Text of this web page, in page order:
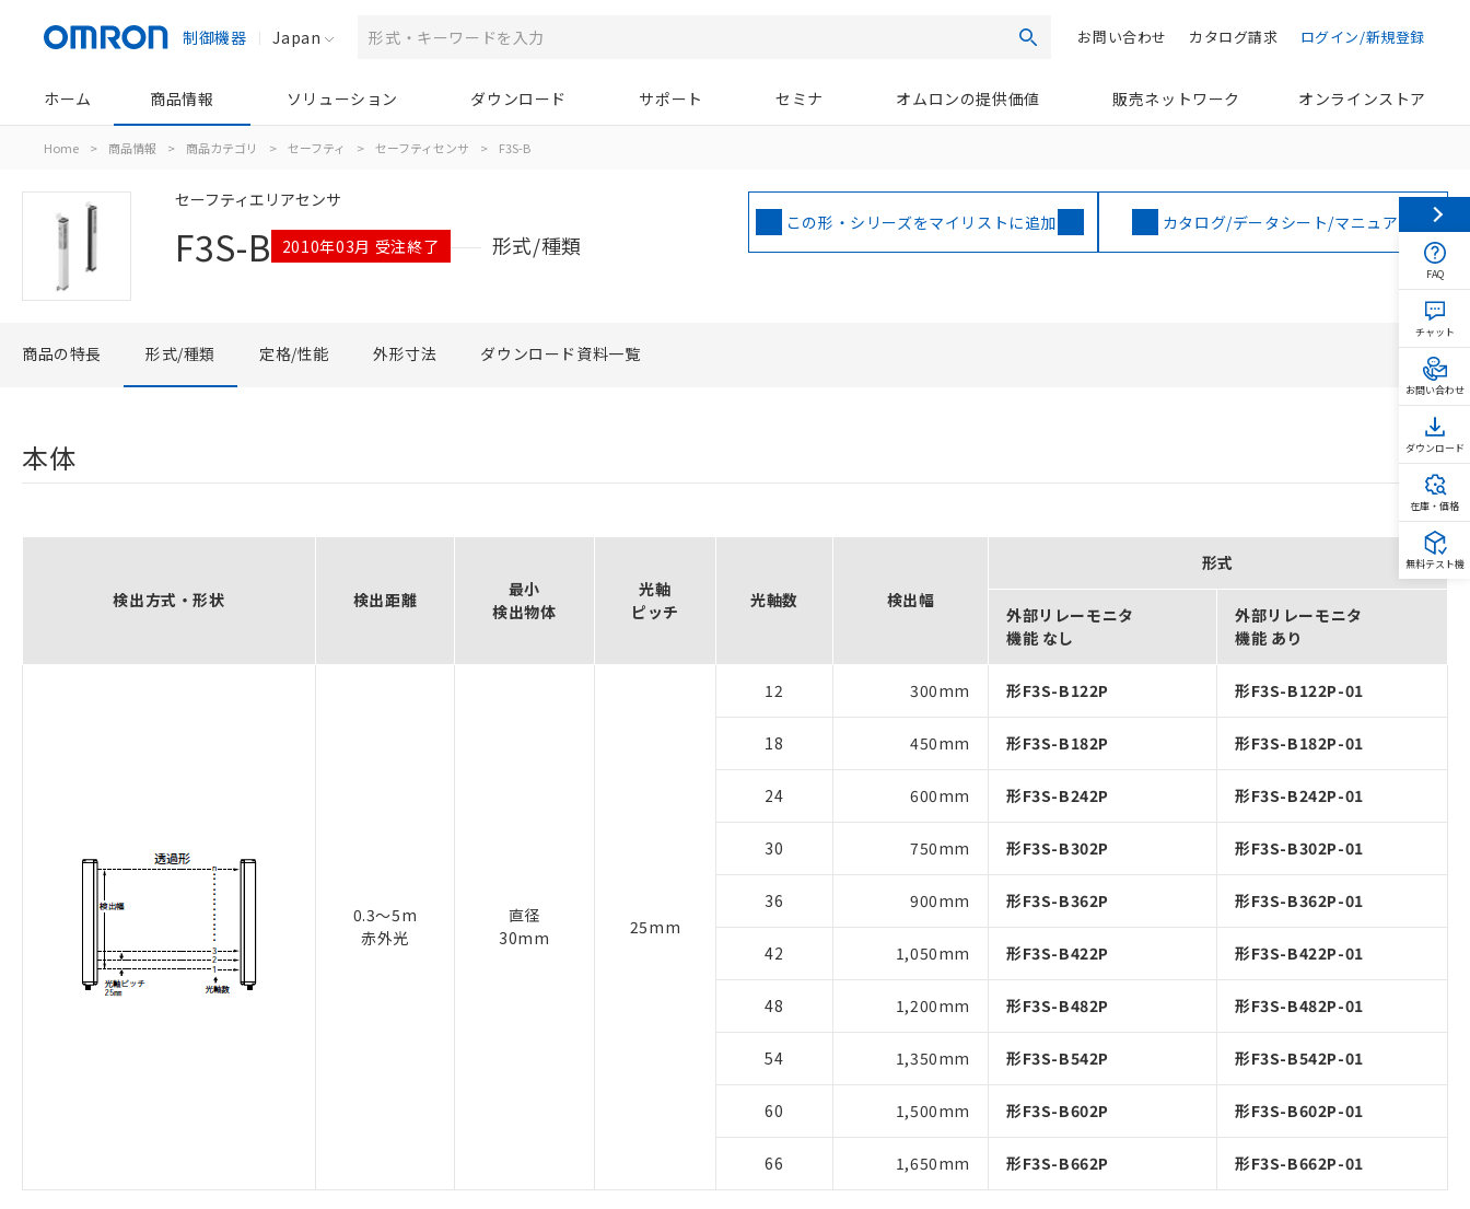
制御機器 Japan 検索 ログイン/新規登録
カタログ請求
お問い合わせ
ホーム 商品情報 ソリューション ダウンロード サポート セミナ オムロンの提供価値 販売ネットワーク オンラインストア
Home > 商品情報 > 商品カテゴリ > セーフティ > セーフティセンサ > F3S-B
セーフティエリアセンサ
F3S-B 2010年03月 受注終了 形式/種類
この形・シリーズをマイリストに追加 カタログ/データシート/マニュアル
商品の特長 形式/種類 定格/性能 外形寸法 ダウンロード資料一覧
本体
検出方式・形状 検出距離
最小
検出物体
光軸
ピッチ
光軸数 検出幅
形式
外部リレーモニタ
機能 なし
外部リレーモニタ
機能 あり
0.3～5m
赤外光
直径
30mm
25mm
12 300mm 形F3S-B122P 形F3S-B122P-01
18 450mm 形F3S-B182P 形F3S-B182P-01
24 600mm 形F3S-B242P 形F3S-B242P-01
30 750mm 形F3S-B302P 形F3S-B302P-01
36 900mm 形F3S-B362P 形F3S-B362P-01
42 1,050mm 形F3S-B422P 形F3S-B422P-01
48 1,200mm 形F3S-B482P 形F3S-B482P-01
54 1,350mm 形F3S-B542P 形F3S-B542P-01
60 1,500mm 形F3S-B602P 形F3S-B602P-01
66 1,650mm 形F3S-B662P 形F3S-B662P-01
FAQ
チャット
お問い合わせ
ダウンロード
在庫・価格
無料テスト機